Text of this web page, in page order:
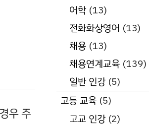
우 주
어학 (13)
전화화상영어 (13)
채용 (13)
채용연계교육 (139)
일반 인강(5)
고등 교육 (5)
고교 인강(2)